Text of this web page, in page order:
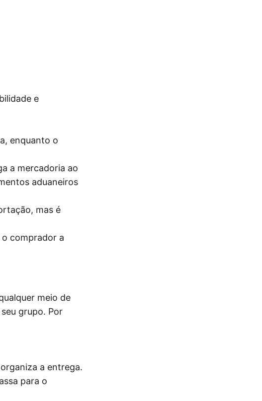
e
enquanto o
a mercadoria ao
aduaneiros
mas é
comprador a
meio de
grupo. Por
a entrega.
para o